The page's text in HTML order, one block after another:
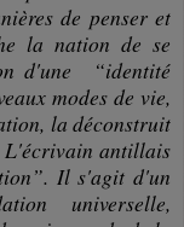
de penser et
la nation de se
d'une “identité
modes de vie,
la déconstruit
L'écrivain antillais
Il s'agit d'un
universelle,